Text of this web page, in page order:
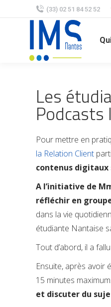
(33) 02 51 84 52 52
Les
Pour mettre en
la Relation Client
contenus digitaux
A l’initiative de
réfléchir en
dans la vie
étudiante Nantaise
Tout d’abord, il a fallu
Ensuite, après avoir
15 minutes
et discuter du